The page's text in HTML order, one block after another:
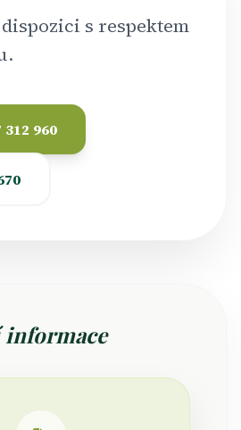
dispozici s respektem
312 960